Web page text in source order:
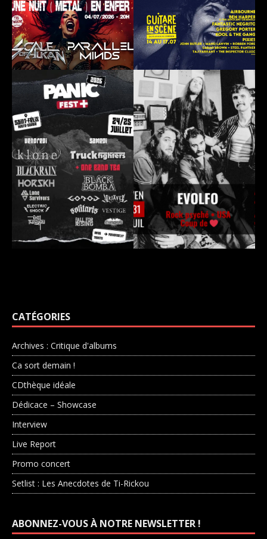
CATÉGORIES
Archives : Critique d'albums
Ca sort demain !
CDthèque idéale
Dédicace – Showcase
Interview
Live Report
Promo concert
Setlist : Les Anecdotes de Ti-Rickou
ABONNEZ-VOUS À NOTRE NEWSLETTER !